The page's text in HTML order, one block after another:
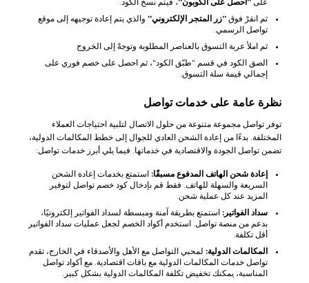
على "احصل على الكوبون"، فيتم نسخ الكود.
ثم انقرْ فوق "زر المتجر الإلكتروني" والذي يتم إعادة توجيهه إلى موقع
تواصل الرسمي.
ثم املأ عربة التسوق بالعناصر المطلوبة وتوجهْ إلى الخروج
الصق الكود في قسم "طبّق الكود"، ثم احصل على خصم فوري على
إجمالي قيمة سلة التسوق.
نظرة عامة على خدمات تواصل
توفر تواصل مجموعة متنوعة من حلول الاتصال لتلبية احتياجات العملاء
المختلفة. بدءًا من إعادة الشحن العادي للجوال إلى خطط المكالمات الدولية،
تضمن تواصل الجودة والاقتصادية في خدماتها. فيما يلي أبرز خدمات تواصل:
إعادة شحن الهاتف المدفوع مسبقًا: استمتع بخدمات إعادة الشحن
السريعة والسهلة للهاتف. فقط قم بإدخال كود خصم تواصل لتوفير
المزيد عند كل عملية شحن.
سداد الفواتير: استمتع بطريقة آمنة ومبسطة لسداد الفواتير إلكترونيًا،
بدعم من منصة تواصل. استخدم أكواد الخصم لجعل عمليات سداد الفواتير
أقل تكلفة.
المكالمات الدولية: لمحبي التواصل مع الأهل والأصدقاء في الخارج، تقدم
تواصل خدمات المكالمات الدولية مع باقات اقتصادية. مع أكواد تواصل
المناسبة، يمكنك تخفيض تكلفة المكالمات الدولية بشكل كبير.